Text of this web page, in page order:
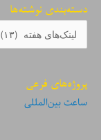
دسته‌بندی نوشته‌ها
دسته‌بندی
نوشته‌ها
پروژه‌های فرعی
ساعت بین‌المللی